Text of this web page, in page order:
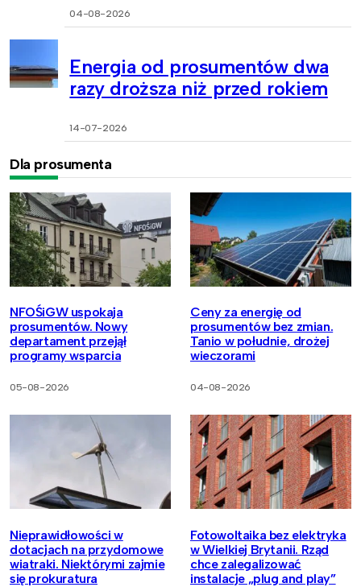
04-08-2026
Energia od prosumentów dwa
razy droższa niż przed rokiem
14-07-2026
Dla prosumenta
NFOŚiGW uspokaja
prosumentów. Nowy
departament przejął
programy wsparcia
05-08-2026
Ceny za energię od
prosumentów bez zmian.
Tanio w południe, drożej
wieczorami
04-08-2026
Nieprawidłowości w
dotacjach na przydomowe
wiatraki. Niektórymi zajmie
się prokuratura
Fotowoltaika bez elektryka
w Wielkiej Brytanii. Rząd
chce zalegalizować
instalacje „plug and play”